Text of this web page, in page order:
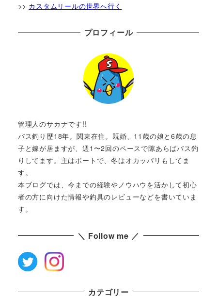
>> カスタムリールの世界へ行く
プロフィール
管理人のサカナです!!
バス釣り歴18年。関東在住。既婚、11歳の娘と6歳の息
子と嫁が居ますが、週1〜2回のペースで隙あらばバス釣
りしてます。主はボートで、冬はオカッパリもしてま
す。
本ブログでは、今までの経験やノウハウを活かして初心
者の方に向けた情報や釣具のレビューなどを書いていま
す。
＼ Follow me ／
カテゴリー